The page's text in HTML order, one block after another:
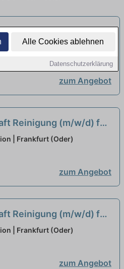
Alle Cookies ablehnen
Datenschutzerklärung
(m/w/d) am
(Minijob) neu
| Frankfurt (Oder)
zum Angebot
Reinigung (m/w/d) für
im Stift Neuzelle
| Frankfurt (Oder)
zum Angebot
Reinigung (m/w/d) für
Campus im Stift
| Frankfurt (Oder)
zum Angebot